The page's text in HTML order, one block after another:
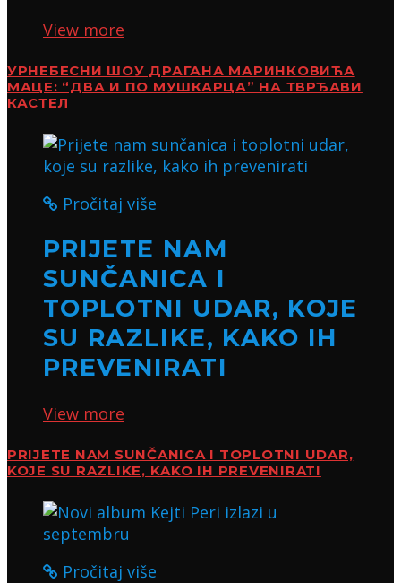
View more
УРНЕБЕСНИ ШОУ ДРАГАНА МАРИНКОВИЋА
МАЦЕ: “ДВА И ПО МУШКАРЦА” НА ТВРЂАВИ
КАСТЕЛ
Pročitaj više
PRIJETE NAM
SUNČANICA I
TOPLOTNI UDAR, KOJE
SU RAZLIKE, KAKO IH
PREVENIRATI
View more
PRIJETE NAM SUNČANICA I TOPLOTNI UDAR,
KOJE SU RAZLIKE, KAKO IH PREVENIRATI
Pročitaj više